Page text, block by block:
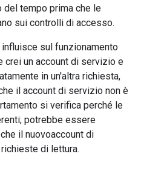
tempo prima che le
sui controlli di accesso.
sul funzionamento
crei un account di servizio e
in un'altra richiesta,
il account di servizio non è
si verifica perché le
potrebbe essere
il nuovoaccount di
di lettura.